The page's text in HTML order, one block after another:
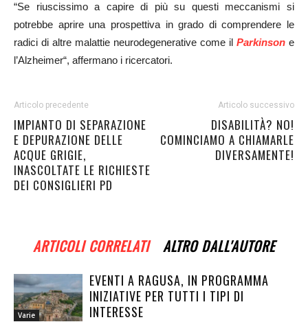
“Se riuscissimo a capire di più su questi meccanismi si
potrebbe aprire una prospettiva in grado di comprendere le
radici di altre malattie neurodegenerative come il Parkinson e
l’Alzheimer“, affermano i ricercatori.
Articolo precedente
IMPIANTO DI SEPARAZIONE
E DEPURAZIONE DELLE
ACQUE GRIGIE,
INASCOLTATE LE RICHIESTE
DEI CONSIGLIERI PD
Articolo successivo
DISABILITÀ? NO!
COMINCIAMO A CHIAMARLE
DIVERSAMENTE!
ARTICOLI CORRELATI ALTRO DALL'AUTORE
Varie
EVENTI A RAGUSA, IN PROGRAMMA
INIZIATIVE PER TUTTI I TIPI DI
INTERESSE